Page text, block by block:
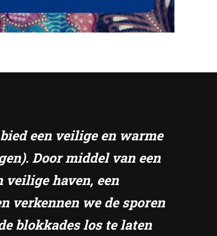
een veilige en warme
Door middel van een
veilige haven, een
verkennen we de sporen
blokkades los te laten